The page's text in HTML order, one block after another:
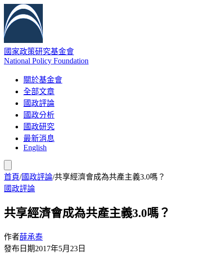
國家政策研究基金會
National Policy Foundation
關於基金會
全部文章
國政評論
國政分析
國政研究
最新消息
English
首頁/國政評論/共享經濟會成為共產主義3.0嗎？
國政評論
共享經濟會成為共產主義3.0嗎？
作者薛承泰
發布日期2017年5月23日